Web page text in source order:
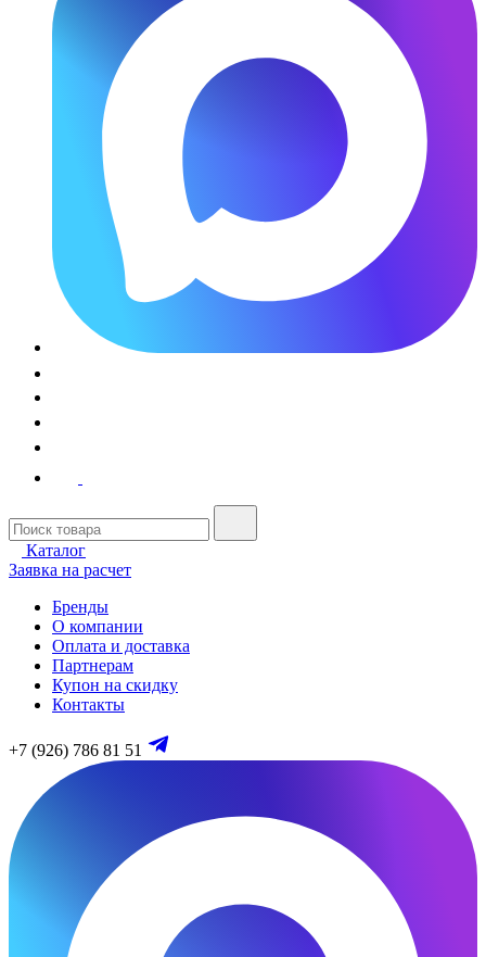
Каталог
Заявка на расчет
Бренды
О компании
Оплата и доставка
Партнерам
Купон на скидку
Контакты
+7 (926) 786 81 51